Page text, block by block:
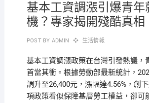
基本工資調漲引爆青年
機？專家揭開殘酷真相
POST BY ADMIN 生活情報
基本工資調漲政策在台灣引發熱議，
首當其衝。根據勞動部最新統計，
調升至26,400元，漲幅達4.56%，創
項政策看似保障基層勞工權益，卻可